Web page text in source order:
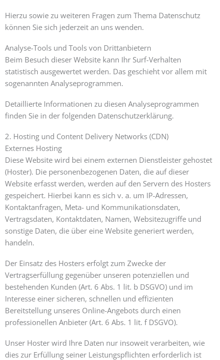
Hierzu sowie zu weiteren Fragen zum Thema Datenschutz
können Sie sich jederzeit an uns wenden.
Analyse-Tools und Tools von Dritt­anbietern
Beim Besuch dieser Website kann Ihr Surf-Verhalten
statistisch ausgewertet werden. Das geschieht vor allem mit
sogenannten Analyseprogrammen.
Detaillierte Informationen zu diesen Analyseprogrammen
finden Sie in der folgenden Datenschutzerklärung.
2. Hosting und Content Delivery Networks (CDN)
Externes Hosting
Diese Website wird bei einem externen Dienstleister gehostet
(Hoster). Die personenbezogenen Daten, die auf dieser
Website erfasst werden, werden auf den Servern des Hosters
gespeichert. Hierbei kann es sich v. a. um IP-Adressen,
Kontaktanfragen, Meta- und Kommunikationsdaten,
Vertragsdaten, Kontaktdaten, Namen, Websitezugriffe und
sonstige Daten, die über eine Website generiert werden,
handeln.
Der Einsatz des Hosters erfolgt zum Zwecke der
Vertragserfüllung gegenüber unseren potenziellen und
bestehenden Kunden (Art. 6 Abs. 1 lit. b DSGVO) und im
Interesse einer sicheren, schnellen und effizienten
Bereitstellung unseres Online-Angebots durch einen
professionellen Anbieter (Art. 6 Abs. 1 lit. f DSGVO).
Unser Hoster wird Ihre Daten nur insoweit verarbeiten, wie
dies zur Erfüllung seiner Leistungspflichten erforderlich ist